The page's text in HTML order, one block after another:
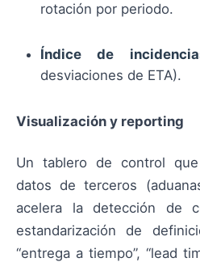
rotación por periodo.
Índice de
desviaciones de ETA).
Visualización y reporting
Un tablero de control
datos de terceros
acelera la detección de
estandarización de
“entrega a tiempo”, “lead